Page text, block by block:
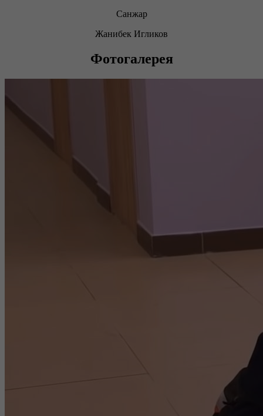
Санжар
Жанибек Игликов
Фотогалерея